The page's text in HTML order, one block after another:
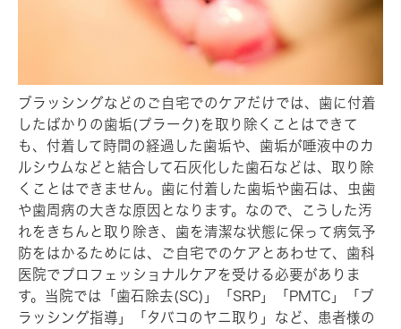
ブラッシングなどのご自宅でのケアだけでは、歯に付着
したばかりの歯垢(プラーク)を取り除くことはできて
も、付着して時間の経過した歯垢や、歯垢が唾液中のカ
ルシウムなどと結合して石灰化した歯石などは、取り除
くことはできません。歯に付着した歯垢や歯石は、虫歯
や歯周病の大きな原因となります。なので、こうした汚
れをきちんと取り除き、歯を清潔な状態に保って病気予
防をはかるためには、ご自宅でのケアとあわせて、歯科
医院でプロフェッショナルケアを受ける必要がありま
す。当院では「歯石除去(SC)」「SRP」「PMTC」「ブ
ラッシング指導」「タバコのヤニ取り」など、患者様の